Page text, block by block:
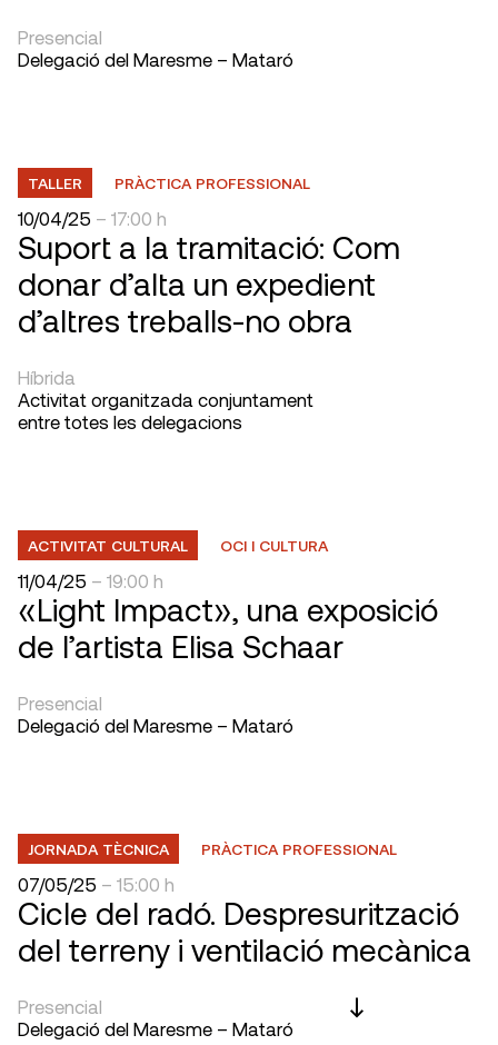
Presencial
Delegació del Maresme – Mataró
TALLER PRÀCTICA PROFESSIONAL
10/04/25 – 17:00 h
Suport a la tramitació: Com
donar d’alta un expedient
d’altres treballs-no obra
Híbrida
Activitat organitzada conjuntament
entre totes les delegacions
ACTIVITAT CULTURAL OCI I CULTURA
11/04/25 – 19:00 h
«Light Impact», una exposició
de l’artista Elisa Schaar
Presencial
Delegació del Maresme – Mataró
JORNADA TÈCNICA PRÀCTICA PROFESSIONAL
07/05/25 – 15:00 h
Cicle del radó. Despresurització
del terreny i ventilació mecànica
Presencial
Delegació del Maresme – Mataró